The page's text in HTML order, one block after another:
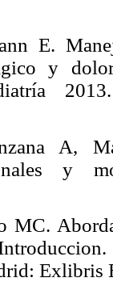
E.
y
A,
y
MC.
Exlibris